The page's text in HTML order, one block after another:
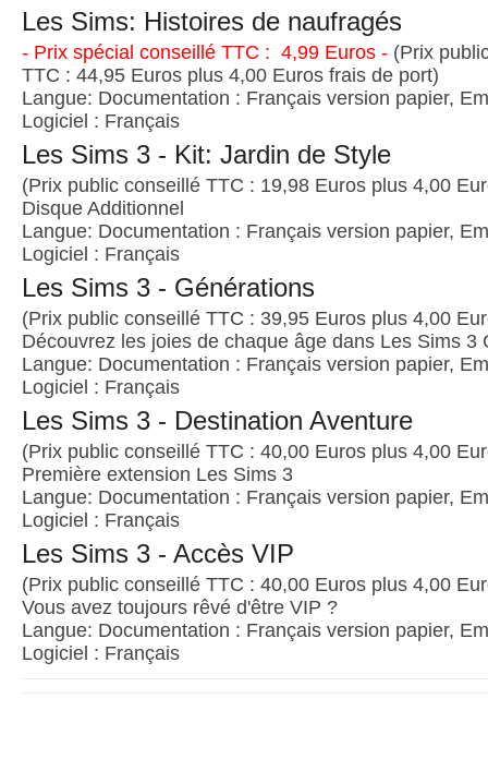
Les Sims: Histoires de naufragés
- Prix spécial conseillé TTC : 4,99 Euros - (Prix
TTC : 44,95 Euros plus 4,00 Euros frais de port)
Langue: Documentation : Français version papier,
Logiciel : Français
Les Sims 3 - Kit: Jardin de Style
(Prix public conseillé TTC : 19,98 Euros plus 4,00
Disque Additionnel
Langue: Documentation : Français version papier,
Logiciel : Français
Les Sims 3 - Générations
(Prix public conseillé TTC : 39,95 Euros plus 4,00
Découvrez les joies de chaque âge dans Les Sims 3
Langue: Documentation : Français version papier,
Logiciel : Français
Les Sims 3 - Destination Aventure
(Prix public conseillé TTC : 40,00 Euros plus 4,00
Première extension Les Sims 3
Langue: Documentation : Français version papier,
Logiciel : Français
Les Sims 3 - Accès VIP
(Prix public conseillé TTC : 40,00 Euros plus 4,00
Vous avez toujours rêvé d'être VIP ?
Langue: Documentation : Français version papier,
Logiciel : Français